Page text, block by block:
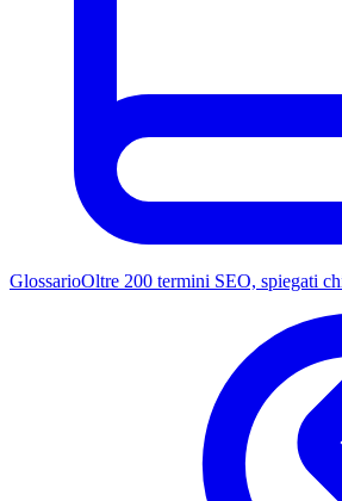
GlossarioOltre 200 termini SEO, spiegati